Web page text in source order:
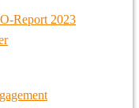
Report 2023